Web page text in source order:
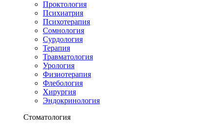
Проктология
Психиатрия
Психотерапия
Сомнология
Сурдология
Терапия
Травматология
Урология
Физиотерапия
Флебология
Хирургия
Эндокринология
Стоматология